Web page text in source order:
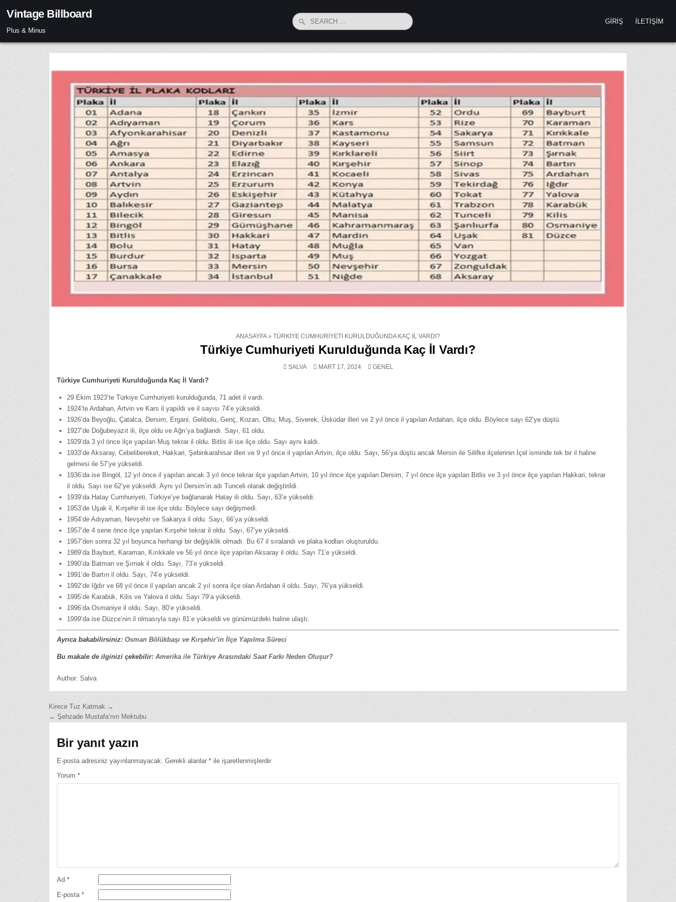
Vintage Billboard
Plus & Minus
Search
for:
GIRIŞ İLETIŞIM
ANASAYFA» TÜRKIYE CUMHURIYETI KURULDUĞUNDA KAÇ İL VARDI?
Türkiye Cumhuriyeti Kurulduğunda Kaç İl Vardı?
SALVA MART 17, 2024
POSTED
GENEL
Türkiye Cumhuriyeti Kurulduğunda Kaç İl Vardı?
29 Ekim 1923’te Türkiye Cumhuriyeti kurulduğunda, 71 adet il vardı.
1924’te Ardahan, Artvin ve Kars il yapıldı ve il sayısı 74’e yükseldi.
1926’da Beyoğlu, Çatalca, Dersim, Ergani, Gelibolu, Genç, Kozan, Oltu, Muş, Siverek, Üsküdar illeri ve 2 yıl önce il yapılan Ardahan, ilçe oldu. Böylece sayı 62’ye düştü.
1927’de Doğubeyazıt ili, ilçe oldu ve Ağrı’ya bağlandı. Sayı, 61 oldu.
1929’da 3 yıl önce ilçe yapılan Muş tekrar il oldu. Bitlis ili ise ilçe oldu. Sayı aynı kaldı.
1933’de Aksaray, Cebelibereket, Hakkari, Şebinkarahisar illeri ve 9 yıl önce il yapılan Artvin, ilçe oldu. Sayı, 56’ya düştü ancak Mersin ile Silifke ilçelerinin İçel isminde tek bir il haline
gelmesi ile 57’ye yükseldi.
1936’da ise Bingöl, 12 yıl önce il yapılan ancak 3 yıl önce tekrar ilçe yapılan Artvin, 10 yıl önce ilçe yapılan Dersim, 7 yıl önce ilçe yapılan Bitlis ve 3 yıl önce ilçe yapılan Hakkari, tekrar
il oldu. Sayı ise 62’ye yükseldi. Aynı yıl Dersim’in adı Tunceli olarak değiştirildi.
1939’da Hatay Cumhuriyeti, Türkiye’ye bağlanarak Hatay ili oldu. Sayı, 63’e yükseldi.
1953’de Uşak il, Kırşehir ili ise ilçe oldu. Böylece sayı değişmedi.
1954’de Adıyaman, Nevşehir ve Sakarya il oldu. Sayı, 66’ya yükseldi.
1957’de 4 sene önce ilçe yapılan Kırşehir tekrar il oldu. Sayı, 67’ye yükseldi.
1957’den sonra 32 yıl boyunca herhangi bir değişiklik olmadı. Bu 67 il sıralandı ve plaka kodları oluşturuldu.
1989’da Bayburt, Karaman, Kırıkkale ve 56 yıl önce ilçe yapılan Aksaray il oldu. Sayı 71’e yükseldi.
1990’da Batman ve Şırnak il oldu. Sayı, 73’e yükseldi.
1991’de Bartın il oldu. Sayı, 74’e yükseldi.
1992’de Iğdır ve 68 yıl önce il yapılan ancak 2 yıl sonra ilçe olan Ardahan il oldu. Sayı, 76’ya yükseldi.
1995’de Karabük, Kilis ve Yalova il oldu. Sayı 79’a yükseldi.
1996’da Osmaniye il oldu. Sayı, 80’e yükseldi.
1999’da ise Düzce’nin il olmasıyla sayı 81’e yükseldi ve günümüzdeki haline ulaştı.
Ayrıca bakabilirsiniz: Osman Bölükbaşı ve Kırşehir’in İlçe Yapılma Süreci
Bu makale de ilginizi çekebilir: Amerika ile Türkiye Arasındaki Saat Farkı Neden Oluşur?
Author: Salva
Yazı
gezinmesi
Kirece Tuz Katmak →
← Şehzade Mustafa’nın Mektubu
Bir yanıt yazın
E-posta adresiniz yayınlanmayacak. Gerekli alanlar * ile işaretlenmişlerdir
Yorum *
Ad *
E-posta *